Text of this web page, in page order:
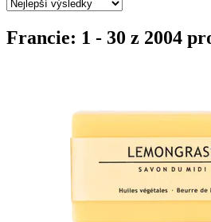
Francie: 1 - 30 z 2004